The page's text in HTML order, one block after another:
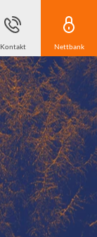
Kontakt Nettbank